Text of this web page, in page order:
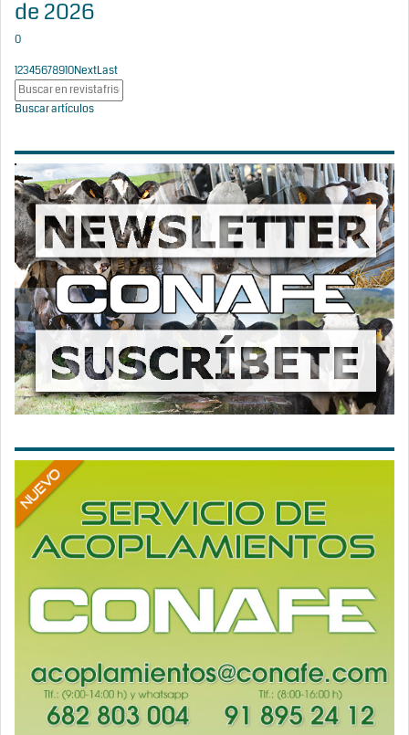
de 2026
0
12345678910NextLast
Buscar artículos